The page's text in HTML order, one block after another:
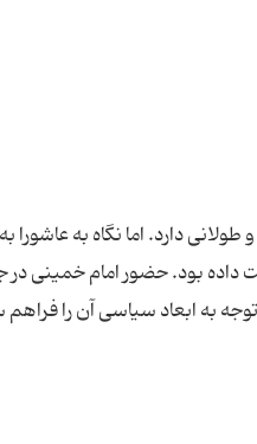
دارد. اما نگاه به عاشورا
بود. حضور امام خمینی در
به ابعاد سیاسی آن را